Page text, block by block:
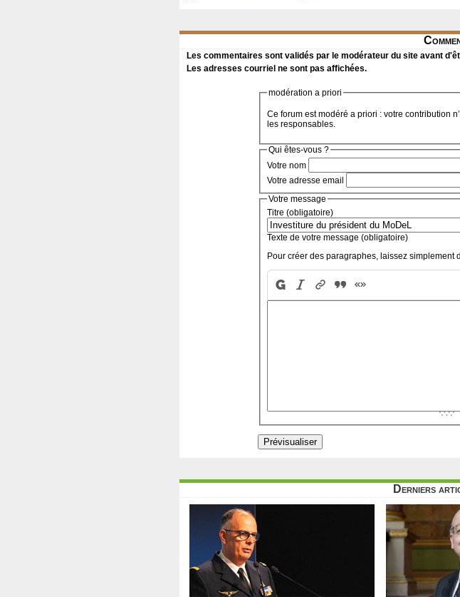
Les commentaires sont validés par le modérateur du site avant
Les adresses courriel ne sont pas affichées.
modération a priori
Ce forum est modéré a priori : votre contribution
les responsables.
Qui êtes-vous ?
Votre nom
Votre adresse email
Votre message
Titre (obligatoire)
Texte de votre message (obligatoire)
Pour créer des paragraphes, laissez simplement
Derniers